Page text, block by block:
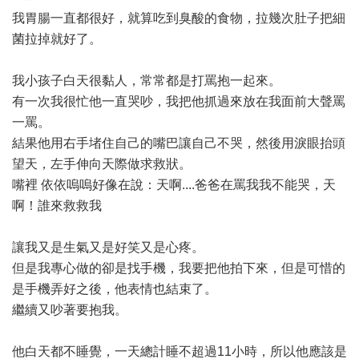
我胃腸一直都很好，就算吃到臭酸的食物，拉幾次肚子把細
菌拉掉就好了。
我小孩子白天很黏人，常常都是打罵抱一起來。
有一次我很忙他一直哭吵，我把他抓過來放在我面前大聲罵
一罵。
結果他用右手堵住自己的嘴巴讓自己不哭，然後用淚眼抬頭
望天，左手伸向天際做求救狀。
嘴裡 依依嗚嗚好像在說：天啊....爸爸在罵我我不能哭，天
啊！誰來救救我
讓我又是生氣又是好笑又是心疼。
但是我專心做的卻是找手機，我要把他拍下來，但是可惜的
是手機弄好之後，他表情也結束了。
繼續又吵著要抱我。
他白天都不睡覺，一天總計睡不超過11小時，所以他應該是